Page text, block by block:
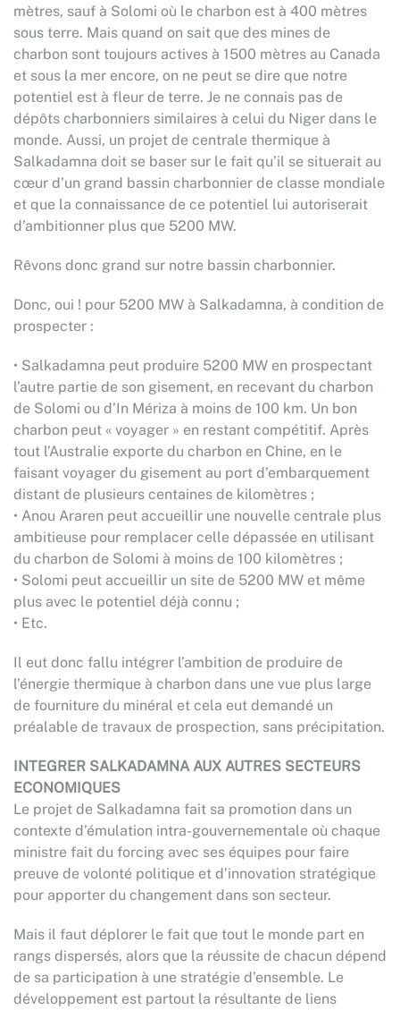
mètres, sauf à Solomi où le charbon est à 400 mètres
sous terre. Mais quand on sait que des mines de
charbon sont toujours actives à 1500 mètres au Canada
et sous la mer encore, on ne peut se dire que notre
potentiel est à fleur de terre. Je ne connais pas de
dépôts charbonniers similaires à celui du Niger dans le
monde. Aussi, un projet de centrale thermique à
Salkadamna doit se baser sur le fait qu’il se situerait au
cœur d’un grand bassin charbonnier de classe mondiale
et que la connaissance de ce potentiel lui autoriserait
d’ambitionner plus que 5200 MW.
Rêvons donc grand sur notre bassin charbonnier.
Donc, oui ! pour 5200 MW à Salkadamna, à condition de
prospecter :
• Salkadamna peut produire 5200 MW en prospectant
l’autre partie de son gisement, en recevant du charbon
de Solomi ou d’In Mériza à moins de 100 km. Un bon
charbon peut « voyager » en restant compétitif. Après
tout l’Australie exporte du charbon en Chine, en le
faisant voyager du gisement au port d’embarquement
distant de plusieurs centaines de kilomètres ;
• Anou Araren peut accueillir une nouvelle centrale plus
ambitieuse pour remplacer celle dépassée en utilisant
du charbon de Solomi à moins de 100 kilomètres ;
• Solomi peut accueillir un site de 5200 MW et même
plus avec le potentiel déjà connu ;
• Etc.
Il eut donc fallu intégrer l’ambition de produire de
l’énergie thermique à charbon dans une vue plus large
de fourniture du minéral et cela eut demandé un
préalable de travaux de prospection, sans précipitation.
INTEGRER SALKADAMNA AUX AUTRES SECTEURS
ECONOMIQUES
Le projet de Salkadamna fait sa promotion dans un
contexte d’émulation intra-gouvernementale où chaque
ministre fait du forcing avec ses équipes pour faire
preuve de volonté politique et d’innovation stratégique
pour apporter du changement dans son secteur.
Mais il faut déplorer le fait que tout le monde part en
rangs dispersés, alors que la réussite de chacun dépend
de sa participation à une stratégie d’ensemble. Le
développement est partout la résultante de liens